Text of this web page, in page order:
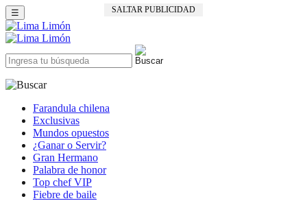
SALTAR PUBLICIDAD
☰
Farandula chilena
Exclusivas
Mundos opuestos
¿Ganar o Servir?
Gran Hermano
Palabra de honor
Top chef VIP
Fiebre de baile